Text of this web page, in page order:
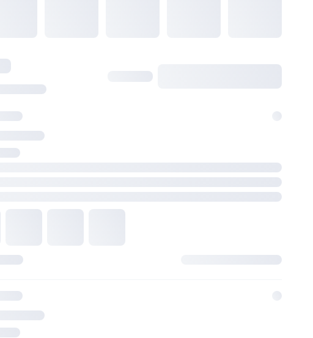
- NYLOK Oval Point Set Screw ×3
- Self-locking band x 2
- User Manual x 1